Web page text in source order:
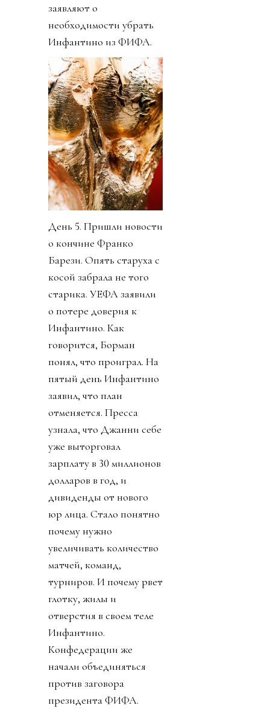
заявляют о
необходимости убрать
Инфантино из ФИФА.
День 5. Пришли новости
о кончине Франко
Барези. Опять старуха с
косой забрала не того
старика. УЕФА заявили
о потере доверия к
Инфантино. Как
говорится, Борман
понял, что проиграл. На
пятый день Инфантино
заявил, что план
отменяется. Пресса
узнала, что Джанни себе
уже выторговал
зарплату в 30 миллионов
долларов в год, и
дивиденды от нового
юр лица. Стало понятно
почему нужно
увеличивать количество
матчей, команд,
турниров. И почему рвет
глотку, жилы и
отверстия в своем теле
Инфантино.
Конфедерации же
начали объединяться
против заговора
президента ФИФА.